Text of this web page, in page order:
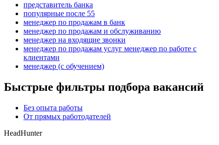
представитель банка
популярные после 55
менеджер по продажам в банк
менеджер по продажам и обслуживанию
менеджер на входящие звонки
менеджер по продажам услуг менеджер по работе с
клиентами
менеджер (с обучением)
Быстрые фильтры подбора вакансий
Без опыта работы
От прямых работодателей
HeadHunter